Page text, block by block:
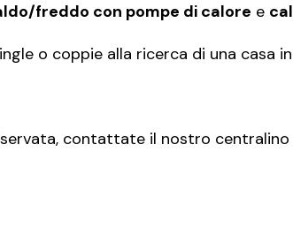
freddo con pompe di calore e
o coppie alla ricerca di una casa
contattate il nostro